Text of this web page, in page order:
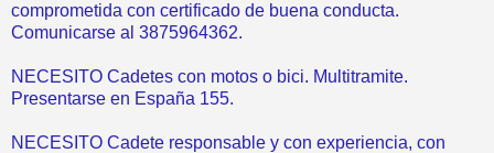
comprometida con certificado de buena conducta.
Comunicarse al 3875964362.
NECESITO Cadetes con motos o bici. Multitramite.
Presentarse en España 155.
NECESITO Cadete responsable y con experiencia, con